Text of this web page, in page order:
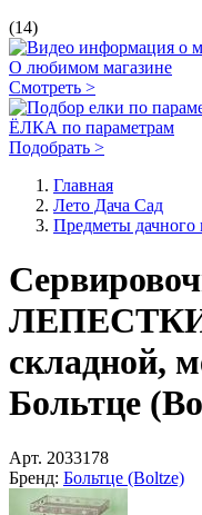
(14)
О любимом магазине
Смотреть >
ЁЛКА по параметрам
Подобрать >
Главная
Лето Дача Сад
Предметы дачного
складной,
Больтце
Арт. 2033178
Бренд: Больтце (Boltze)